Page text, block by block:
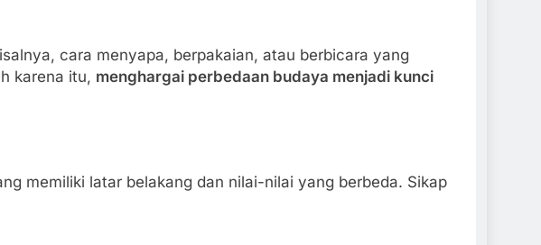
cara menyapa, berpakaian, atau berbicara yang
karena itu, menghargai perbedaan budaya menjadi kunci
memiliki latar belakang dan nilai-nilai yang berbeda. Sikap